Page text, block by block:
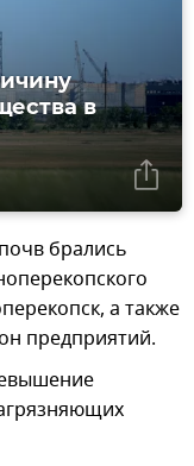
в
брались
а также
предприятий.